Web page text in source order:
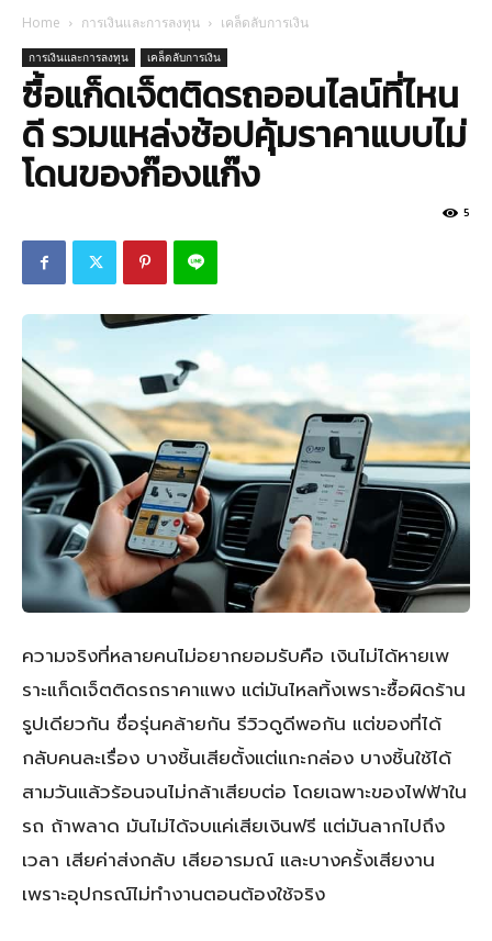
Home การเงินและการลงทุน เคล็ดลับการเงิน
การเงินและการลงทุน เคล็ดลับการเงิน
ซื้อแก็ดเจ็ตติดรถออนไลน์ที่ไหน
ดี รวมแหล่งช้อปคุ้มราคาแบบไม่
โดนของก๊องแก๊ง
5
ความจริงที่หลายคนไม่อยากยอมรับคือ เงินไม่ได้หายเพ
ราะแก็ดเจ็ตติดรถราคาแพง แต่มันไหลทิ้งเพราะซื้อผิดร้าน
รูปเดียวกัน ชื่อรุ่นคล้ายกัน รีวิวดูดีพอกัน แต่ของที่ได้
กลับคนละเรื่อง บางชิ้นเสียตั้งแต่แกะกล่อง บางชิ้นใช้ได้
สามวันแล้วร้อนจนไม่กล้าเสียบต่อ โดยเฉพาะของไฟฟ้าใน
รถ ถ้าพลาด มันไม่ได้จบแค่เสียเงินฟรี แต่มันลากไปถึง
เวลา เสียค่าส่งกลับ เสียอารมณ์ และบางครั้งเสียงาน
เพราะอุปกรณ์ไม่ทำงานตอนต้องใช้จริง